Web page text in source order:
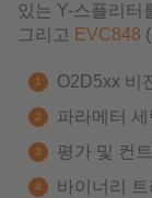
있는 Y-스플리터
그리고 EVC848
O2D5xx 비
파라메터
평가 및 컨
바이너리 트